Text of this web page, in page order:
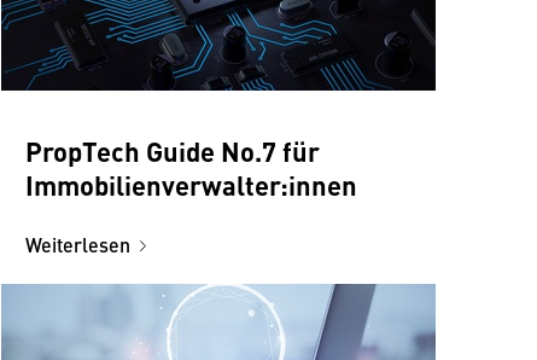
PropTech Guide No.7 für
Immobilienverwalter:innen
Weiterlesen